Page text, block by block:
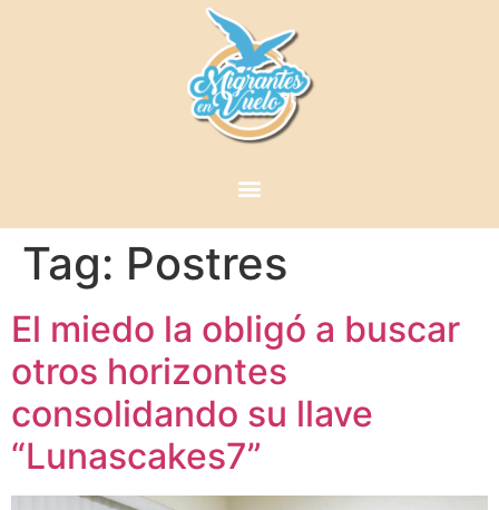
Tag: Postres
El miedo la obligó a buscar
otros horizontes
consolidando su llave
“Lunascakes7”